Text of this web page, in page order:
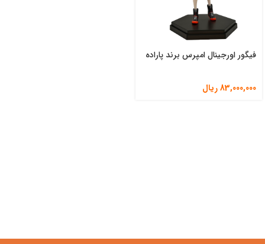
فیگور اورجینال امپرس برند پاراده
83,000,000ریال